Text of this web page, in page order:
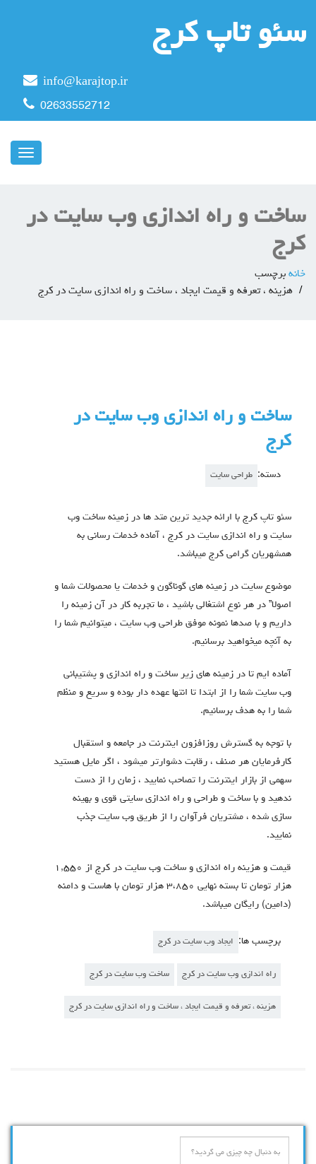
سئو تاپ کرج
info@karajtop.ir
02633552712
ناوبری
ساخت و راه اندازی وب سایت در
کرج
خانه برچسب
هزینه ، تعرفه و قیمت ایجاد ، ساخت و راه اندازی سایت در کرج
ساخت و راه اندازی وب سایت در
کرج
دسته: طراحی سایت
سئو تاپ کرج با ارائه جدید ترین متد ها در زمینه ساخت وب
سایت و راه اندازی سایت در کرج ، آماده خدمات رسانی به
همشهریان گرامی کرج میباشد.
موضوع سایت در زمینه های گوناگون و خدمات یا محصولات شما و
اصولا” در هر نوع اشتغالی باشید ، ما تجربه کار در آن زمینه را
داریم و با صدها نمونه موفق طراحی وب سایت ، میتوانیم شما را
به آنچه میخواهید برسانیم.
آماده ایم تا در زمینه های زیر ساخت و راه اندازی و پشتیبانی
وب سایت شما را از ابتدا تا انتها عهده دار بوده و سریع و منظم
شما را به هدف برسانیم.
با توجه به گسترش روزافزون اینترنت در جامعه و استقبال
کارفرمایان هر صنف ، رقابت دشوارتر میشود ، اگر مایل هستید
سهمی از بازار اینترنت را تصاحب نمایید ، زمان را از دست
ندهید و با ساخت و طراحی و راه اندازی سایتی قوی و بهینه
سازی شده ، مشتریان فرآوان را از طریق وب سایت جذب
نمایید.
قیمت و هزینه راه اندازی و ساخت وب سایت در کرج از ۱,۵۵۰
هزار تومان تا بسته نهایی ۳،۸۵۰ هزار تومان با هاست و دامنه
(دامین) رایگان میباشد.
برچسب ها: ایجاد وب سایت در کرج
راه اندازی وب سایت در کرج ساخت وب سایت در کرج
هزینه ، تعرفه و قیمت ایجاد ، ساخت و راه اندازی سایت در کرج